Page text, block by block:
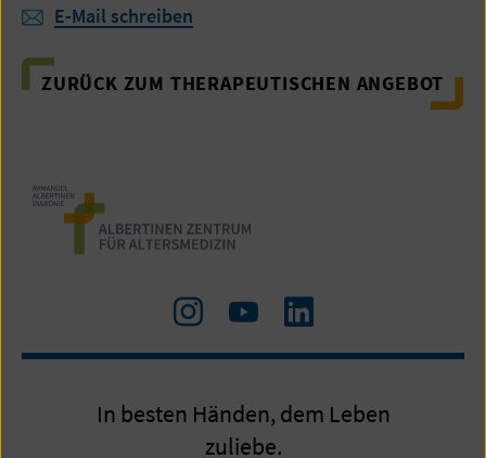
E-Mail schreiben
ZURÜCK ZUM THERAPEUTISCHEN ANGEBOT
Zu
Instagram
Zum
Youtube-
LinkedIn
In besten Händen, dem Leben
zuliebe.